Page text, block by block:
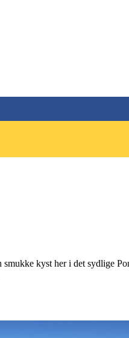
kyst her i det sydlige